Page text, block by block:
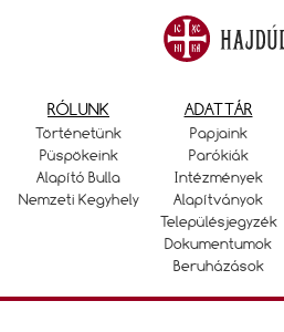
RÓLUNK
Történetünk
Püspökeink
Alapító Bulla
Nemzeti Kegyhely
ADATTÁR
Papjaink
Parókiák
Intézmények
Alapítványok
Településjegyzék
Dokumentumok
Beruházások